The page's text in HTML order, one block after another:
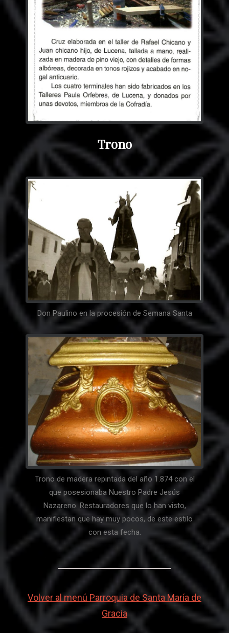
Trono
Don Paulino en la procesión de Semana Santa
Trono de madera repintada del año 1.874 con el
que posesionaba Nuestro Padre Jesús
Nazareno. Restauradores que lo han visto,
manifiestan que hay muy pocos, de este estilo
con esta fecha.
Volver al menú Parroquia de Santa María de
Gracia